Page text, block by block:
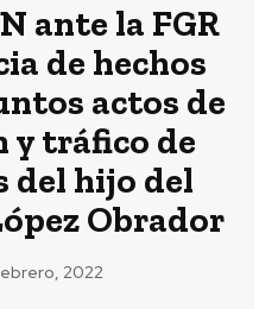
ante la FGR
de hechos
actos de
y tráfico de
del hijo del
Obrador
2022